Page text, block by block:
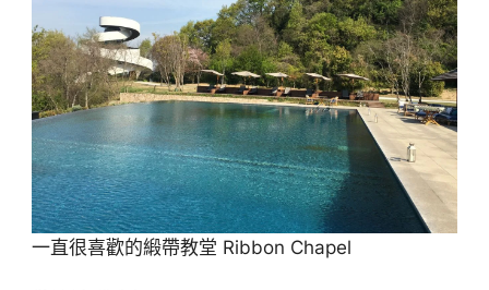
一直很喜歡的緞帶教堂 Ribbon Chapel